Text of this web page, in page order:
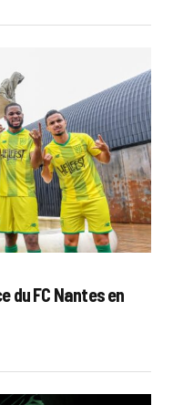
du FC Nantes en